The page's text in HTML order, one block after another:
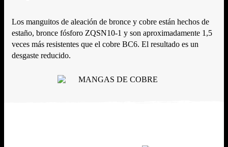
Los manguitos de aleación de bronce y cobre están hechos de
estaño, bronce fósforo ZQSN10-1 y son aproximadamente 1,5
veces más resistentes que el cobre BC6. El resultado es un
desgaste reducido.